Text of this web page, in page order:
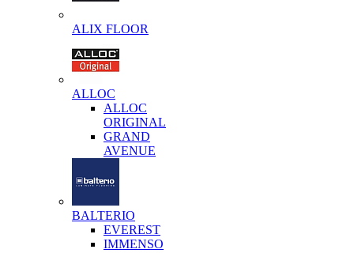
ALIX FLOOR
ALLOC
ALLOC
ORIGINAL
GRAND
AVENUE
BALTERIO
EVEREST
IMMENSO